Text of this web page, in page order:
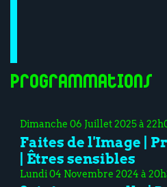
Programmations
Dimanche 06 Juillet 2025 à
Faites de l'Image |
| Êtres sensibles
Lundi 04 Novembre 2024 à